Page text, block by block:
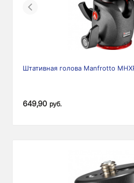
Previous
Штативная голова Manfrotto
649,90 руб.